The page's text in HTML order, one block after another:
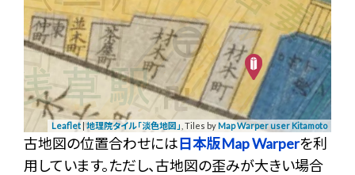
Leaflet |地理院タイル「淡色地図」 , Tiles by Map Warper user Kitamoto
古地図の位置合わせには日本版Map Warperを利
用しています。ただし、古地図の歪みが大きい場合